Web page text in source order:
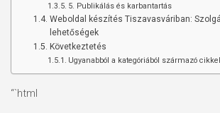
5. Publikálás és karbantartás
Weboldal készítés Tiszavasváriban:
lehetőségek
Következtetés
Ugyanabból a kategóriából származó
“`html